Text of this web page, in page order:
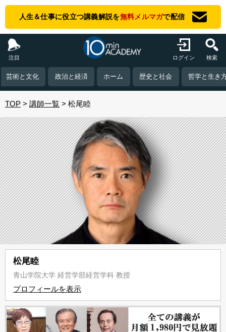
人生＆仕事に役立つ講義解説を無料メルマガで配信
注目 ログイン 検索
芸術と文化 政治と経済 ホーム 歴史と社会 哲学と生き
TOP 講師一覧 松尾睦
松尾睦
青山学院大学 経営学部経営学科 教授
プロフィールを表示